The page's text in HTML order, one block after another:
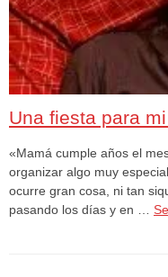
Una fiesta para
«Mamá cumple años el
organizar algo muy
ocurre gran cosa, ni tan
pasando los días y en …